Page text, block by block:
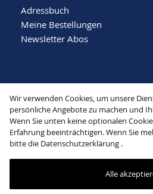
Wir verwenden Cookies, um unsere
persönliche Angebote zu machen und
Wenn Sie unten keine optionalen
Erfahrung beeinträchtigen. Wenn Sie
bitte die Datenschutzerklärung .
Alle
Adressbuch
Meine Bestellungen
Newsletter Abos
Social Media